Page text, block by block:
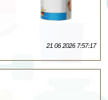
21 06 2026 7:57:17